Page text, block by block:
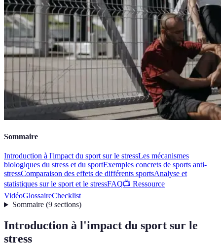
Sommaire
Introduction à l'impact du sport sur le stressLes mécanismes
biologiques du stress et du sportExemples concrets de sports anti-
stressComparaison des effets de différents sportsAnalyse et
statistiques sur le sport et le stressFAQ📺 Ressource
VidéoGlossaireChecklist
Sommaire(9 sections)
Introduction à l'impact du sport sur le
stress